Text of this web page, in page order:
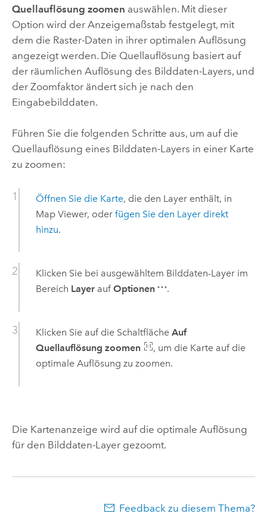
Quellauflösung zoomen auswählen. Mit dieser
Option wird der Anzeigemaßstab festgelegt, mit
dem die Raster-Daten in ihrer optimalen Auflösung
angezeigt werden. Die Quellauflösung basiert auf
der räumlichen Auflösung des Bilddaten-Layers, und
der Zoomfaktor ändert sich je nach den
Eingabebilddaten.
Führen Sie die folgenden Schritte aus, um auf die
Quellauflösung eines Bilddaten-Layers in einer Karte
zu zoomen:
Öffnen Sie die Karte, die den Layer enthält, in
Map Viewer, oder fügen Sie den Layer direkt
hinzu.
Klicken Sie bei ausgewähltem Bilddaten-Layer im
Bereich Layerauf Optionen .
Klicken Sie auf die Schaltfläche Auf
Quellauflösung zoomen
, um die Karte auf die
optimale Auflösung zu zoomen.
Die Kartenanzeige wird auf die optimale Auflösung
für den Bilddaten-Layer gezoomt.
Feedback zu diesem Thema?